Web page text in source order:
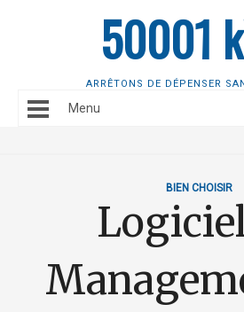
50001
ARRÊTONS DE DÉPENSER
Menu
BIEN CHOISIR